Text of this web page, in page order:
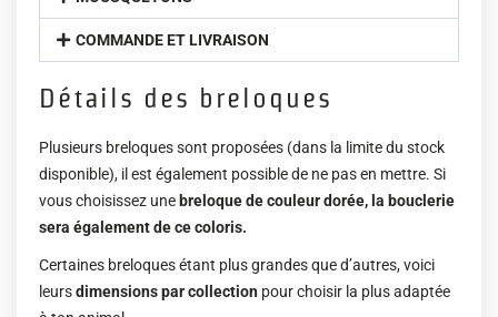
COMMANDE ET LIVRAISON
Détails des breloques
Plusieurs breloques sont proposées (dans la limite du stock
disponible), il est également possible de ne pas en mettre. Si
vous choisissez une breloque de couleur dorée, la bouclerie
sera également de ce coloris.
Certaines breloques étant plus grandes que d’autres, voici
leursdimensions par collection pour choisir la plus adaptée